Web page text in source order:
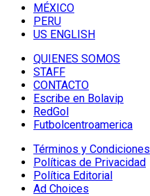
MÉXICO
PERU
US ENGLISH
QUIENES SOMOS
STAFF
CONTACTO
Escribe en Bolavip
RedGol
Futbolcentroamerica
Términos y Condiciones
Políticas de Privacidad
Política Editorial
Ad Choices